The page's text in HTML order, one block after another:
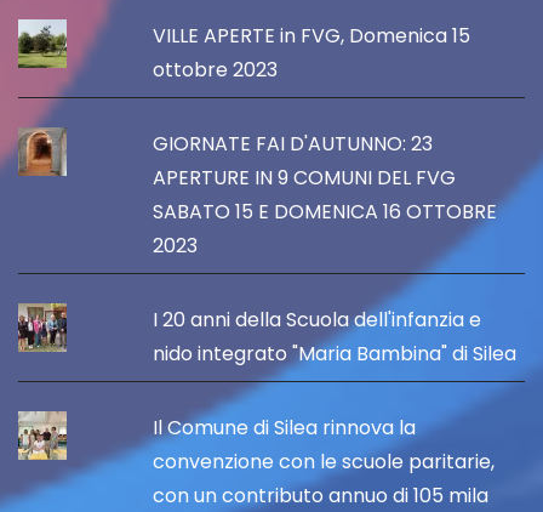
VILLE APERTE in FVG, Domenica 15
ottobre 2023
GIORNATE FAI D'AUTUNNO: 23
APERTURE IN 9 COMUNI DEL FVG
SABATO 15 E DOMENICA 16 OTTOBRE
2023
I 20 anni della Scuola dell'infanzia e
nido integrato "Maria Bambina" di Silea
Il Comune di Silea rinnova la
convenzione con le scuole paritarie,
con un contributo annuo di 105 mila